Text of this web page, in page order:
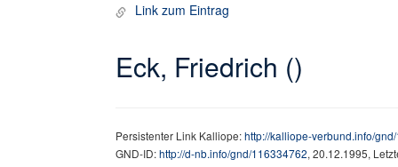
Link zum Eintrag
Eck, Friedrich ()
Persistenter Link Kalliope:http://kalliope-verbund.info/
GND-ID:http://d-nb.info/gnd/116334762, 20.12.1995,